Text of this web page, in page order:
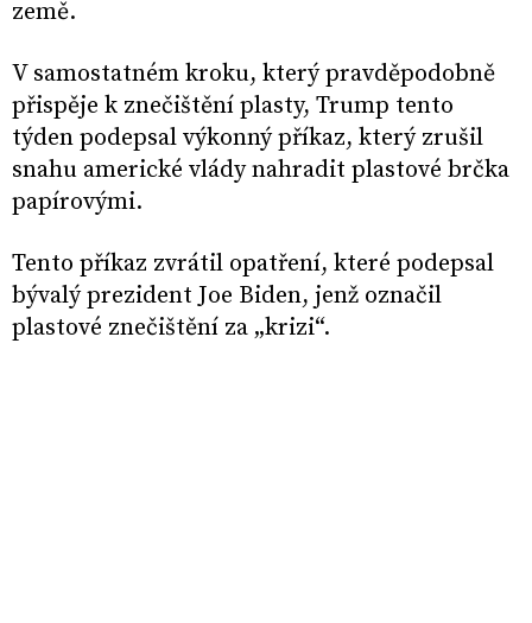
země.
V samostatném kroku, který pravděpodobně
přispěje k znečištění plasty, Trump tento
týden podepsal výkonný příkaz, který zrušil
snahu americké vlády nahradit plastové brčka
papírovými.
Tento příkaz zvrátil opatření, které podepsal
bývalý prezident Joe Biden, jenž označil
plastové znečištění za „krizi“.